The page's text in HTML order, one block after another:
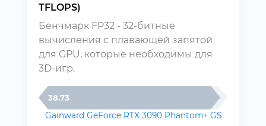
TFLOPS)
Бенчмарк FP32 - 32-битные
вычисления с плавающей запятой
для GPU, которые необходимы для
3D-игр.
38.73
Gainward GeForce RTX 3090 Phantom+ GS